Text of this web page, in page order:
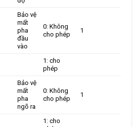
Bảo vệ
mất
pha
đầu
vào
0: Không
cho phép
1
1: cho
phép
Bảo vệ
mất
pha
ngõ ra
0: Không
cho phép
1
1: cho